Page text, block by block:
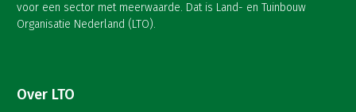
voor een sector met meerwaarde. Dat is Land- en Tuinbouw
Organisatie Nederland (LTO).
Over LTO